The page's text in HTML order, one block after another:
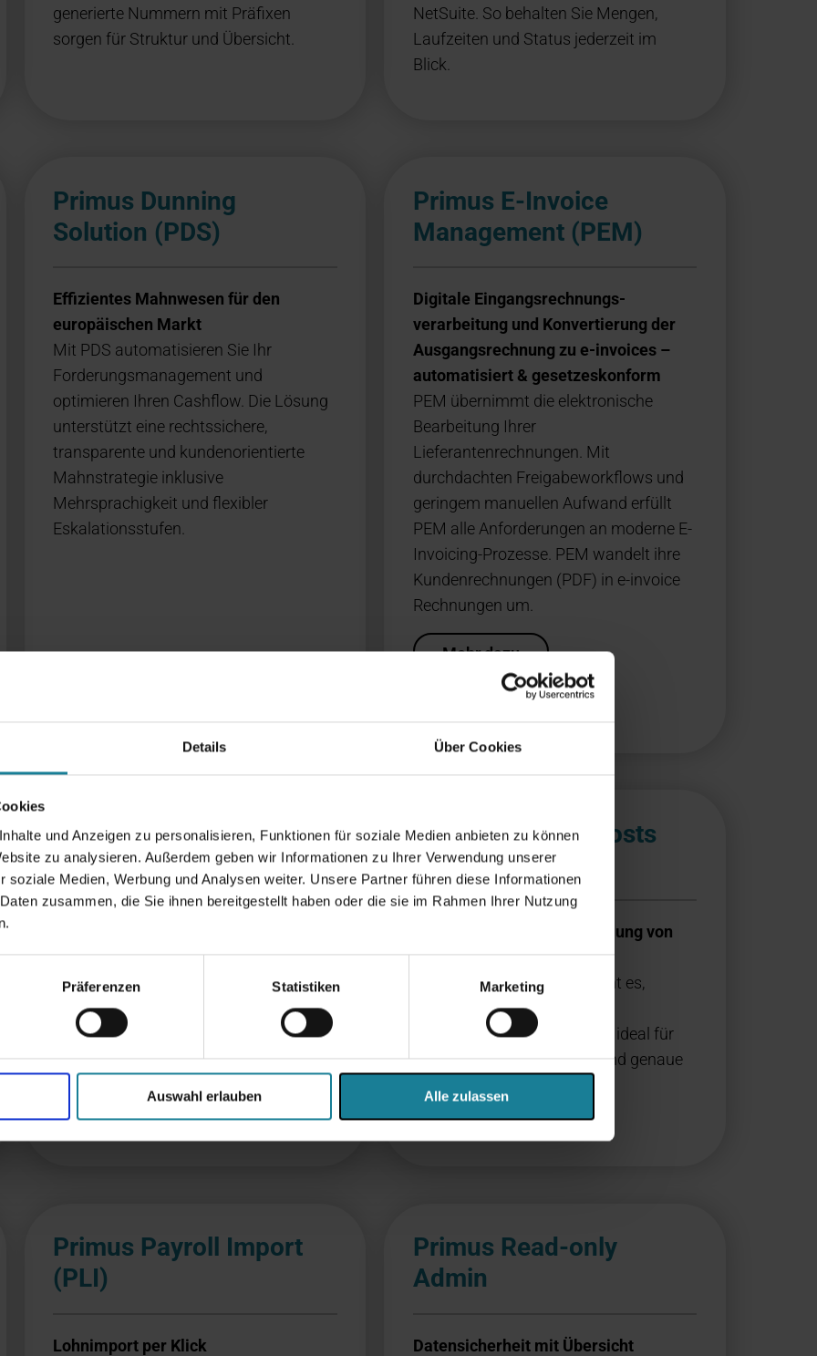
Details Über Cookies
und Anzeigen zu personalisieren, Funktionen für soziale Medien anbieten zu können
zu analysieren. Außerdem geben wir Informationen zu Ihrer Verwendung unserer
soziale Medien, Werbung und Analysen weiter. Unsere Partner führen diese Informationen
zusammen, die Sie ihnen bereitgestellt haben oder die sie im Rahmen Ihrer Nutzung
Präferenzen Statistiken Marketing
Auswahl erlauben Alle zulassen
generierte Nummern mit Präfixen
sorgen für Struktur und Übersicht.
NetSuite. So behalten Sie Mengen,
Laufzeiten und Status jederzeit im
Blick.
Primus Dunning
Solution (PDS)
Effizientes Mahnwesen für den
europäischen Markt
Mit PDS automatisieren Sie Ihr
Forderungsmanagement und
optimieren Ihren Cashflow. Die Lösung
unterstützt eine rechtssichere,
transparente und kundenorientierte
Mahnstrategie inklusive
Mehrsprachigkeit und flexibler
Eskalationsstufen.
Primus E-Invoice
Management (PEM)
Digitale Eingangs­rechnungs­
verarbeitung und Konvertierung der
Ausgangsrechnung zu e-invoices –
automatisiert & gesetzeskonform
PEM übernimmt die elektronische
Bearbeitung Ihrer
Lieferantenrechnungen. Mit
durchdachten Freigabeworkflows und
geringem manuellen Aufwand erfüllt
PEM alle Anforderungen an moderne E-
Invoicing-Prozesse. PEM wandelt ihre
Kundenrechnungen (PDF) in e-invoice
Rechnungen um.
Mehr dazu
Primus Insurance
Sicherheit für Ihre Produkte
Artikelversicherung beim Kauf an. Im
Schadensfall erhalten Ihre Kund*innen
Reparatur oder Ersatz. Ein echter
Mehrwert im After-Sales-Service.
Primus Landed Costs
Distribution
Flexible und extakte Verteilung von
Zusatzkosten
Diese Erweiterung ermöglicht es,
Landed Costs auf mehrere
Wareneingänge zu verteilen, ideal für
realistische Kalkulationen und genaue
Primus Payroll Import
(PLI)
Lohnimport per Klick
Primus Read-only
Admin
Datensicherheit mit Übersicht